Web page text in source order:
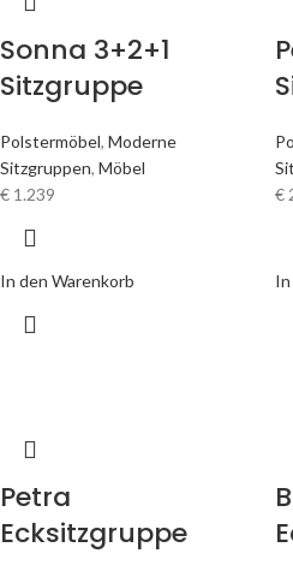
Sonna 3+2+1
Sitzgruppe
Polstermöbel, Moderne
Sitzgruppen, Möbel
€ 1.239
In den Warenkorb
€
Petra
Ecksitzgruppe